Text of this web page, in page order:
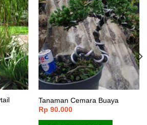
Tanaman Cemara Buaya
Rp 90.000